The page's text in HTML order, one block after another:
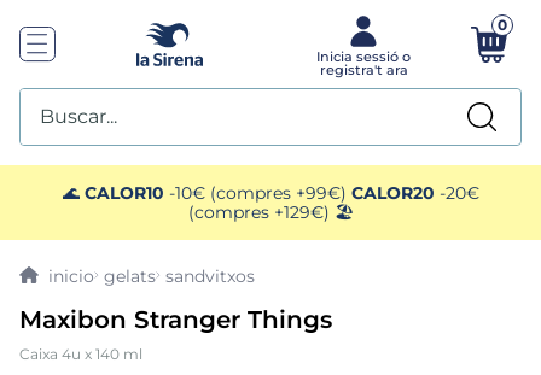
0
Buscar...
🌊 CALOR10 -10€ (compres +99€) CALOR20 -20€
(compres +129€) 🏖️
gelats sandvitxos
Maxibon Stranger Things
Caixa 4u x 140 ml
TOP SEARCHES
1. helados sirena
gambas
3. patatas